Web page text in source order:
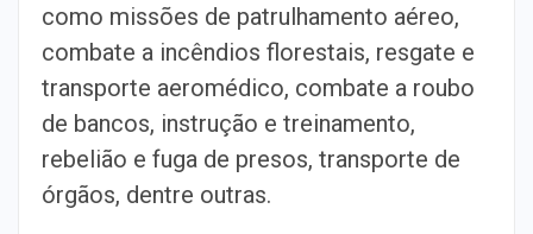
como missões de patrulhamento aéreo,
combate a incêndios florestais, resgate e
transporte aeromédico, combate a roubo
de bancos, instrução e treinamento,
rebelião e fuga de presos, transporte de
órgãos, dentre outras.